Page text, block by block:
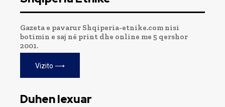
Gazeta e pavarur Shqiperia-etnike.com nisi
botimin e saj në print dhe online me 5 qershor
2001.
Vizito ⟶
Duhen lexuar